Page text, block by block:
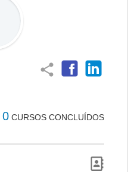
share
0 CURSOS CONCLUÍDOS